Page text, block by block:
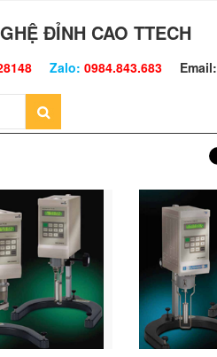
ĐỈNH CAO TTECH
Zalo: 0984.843.683 Email: